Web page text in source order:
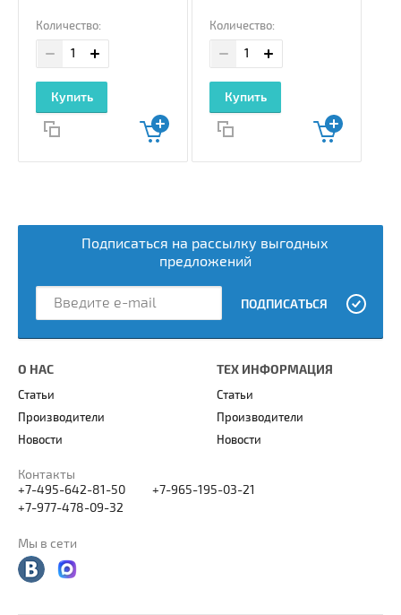
Количество:
Купить
Количество:
Купить
Подписаться на рассылку выгодных
предложений
ПОДПИСАТЬСЯ
О НАС
Статьи
Производители
Новости
ТЕХ ИНФОРМАЦИЯ
Статьи
Производители
Новости
Контакты
+7-495-642-81-50
+7-965-195-03-21
+7-977-478-09-32
Мы в сети